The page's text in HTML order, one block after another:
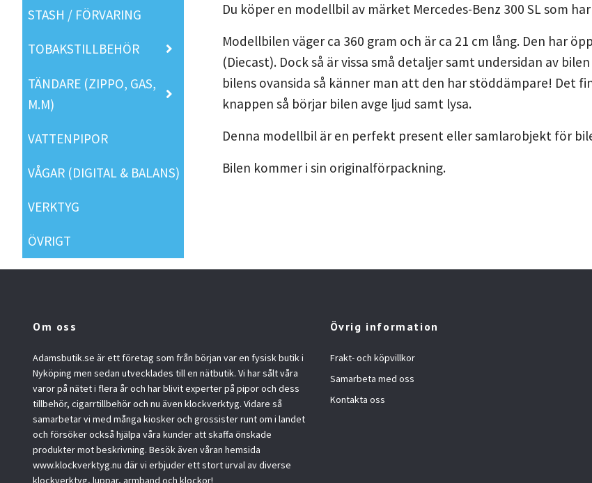
STASH / FÖRVARING
TOBAKSTILLBEHÖR
TÄNDARE (ZIPPO, GAS,
M.M)
VATTENPIPOR
VÅGAR (DIGITAL & BALANS)
VERKTYG
ÖVRIGT
Du köper en modellbil av märket Mercedes-Benz 300 SL som
Modellbilen väger ca 360 gram och är ca 21 cm lång. Den har
(Diecast). Dock så är vissa små detaljer samt undersidan av
bilens ovansida så känner man att den har stöddämpare! Det
knappen så börjar bilen avge ljud samt lysa.
Denna modellbil är en perfekt present eller samlarobjekt för
Bilen kommer i sin originalförpackning.
Om oss
Adamsbutik.se är ett företag som från början var en fysisk butik i
Nyköping men sedan utvecklades till en nätbutik. Vi har sålt våra
varor på nätet i flera år och har blivit experter på pipor och dess
tillbehör, cigarrtillbehör och nu även klockverktyg. Vidare så
samarbetar vi med många kiosker och grossister runt om i landet
och försöker också hjälpa våra kunder att skaffa önskade
produkter mot beskrivning. Besök även våran hemsida
www.klockverktyg.nu där vi erbjuder ett stort urval av diverse
klockverktyg, luppar, armband och klockor!
Övrig information
Frakt- och köpvillkor
Samarbeta med oss
Kontakta oss